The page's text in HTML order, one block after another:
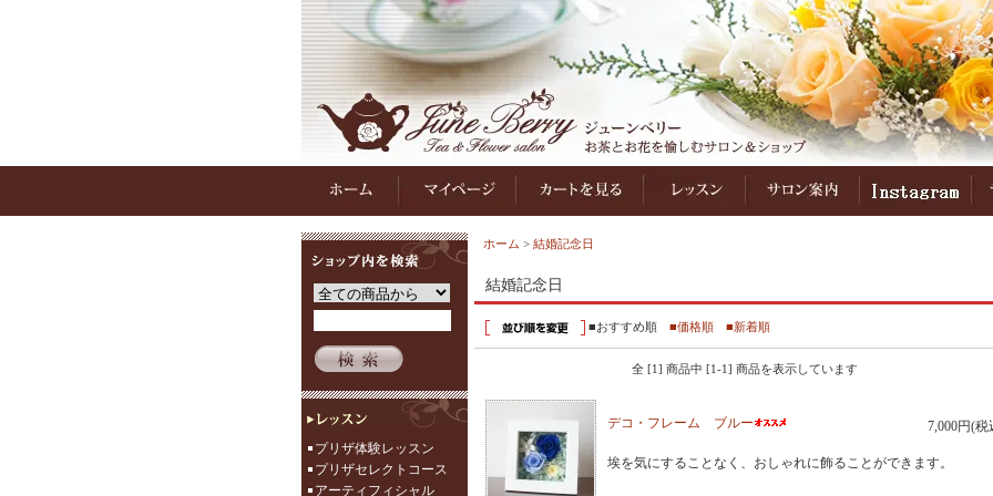
プリザ体験レッスン
プリザセレクトコース
アーティフィシャル
ホーム > 結婚記念日
結婚記念日
■おすすめ順 ■価格順 ■新着順
全 [1] 商品中 [1-1] 商品を表示しています
デコ・フレーム ブルー 7,000円(税
埃を気にすることなく、おしゃれに飾ることができます。